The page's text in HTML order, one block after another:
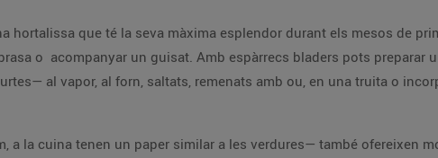
hortalissa que té la seva màxima esplendor durant els mesos de
o acompanyar un guisat. Amb espàrrecs bladers pots preparar
al vapor, al forn, saltats, remenats amb ou, en una truita o
a la cuina tenen un paper similar a les verdures— també ofereixen